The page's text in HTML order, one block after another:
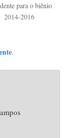
para o biênio
2014-2016
.